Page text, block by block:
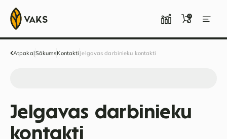
0
AtpakaļSākumsKontakti Jelgavas darbinieku kontakti
Jelgavas darbinieku
kontakti